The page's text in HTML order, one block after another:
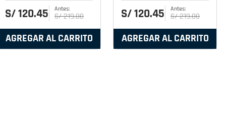
S/120.45 S/219.00
AGREGAR AL CARRITO
S/120.45 S/219.00
AGREGAR AL CARRITO